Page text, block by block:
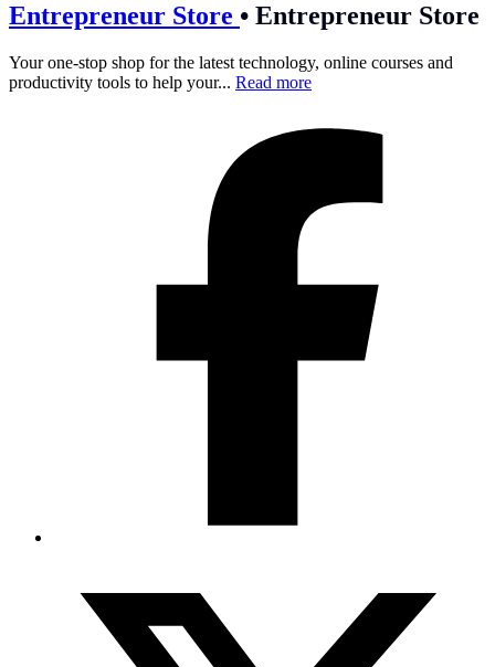
Entrepreneur Store • Entrepreneur Store
Your one-stop shop for the latest technology, online courses and
productivity tools to help your... Read more